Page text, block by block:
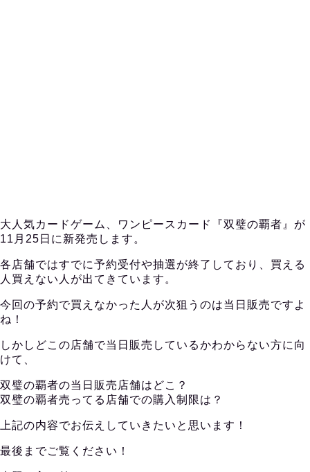
大人気カードゲーム、ワンピースカード『双璧の覇者』が
11月25日に新発売します。
各店舗ではすでに予約受付や抽選が終了しており、買える
人買えない人が出てきています。
今回の予約で買えなかった人が次狙うのは当日販売ですよ
ね！
しかしどこの店舗で当日販売しているかわからない方に向
けて、
双璧の覇者の当日販売店舗はどこ？
双璧の覇者売ってる店舗での購入制限は？
上記の内容でお伝えしていきたいと思います！
最後までご覧ください！